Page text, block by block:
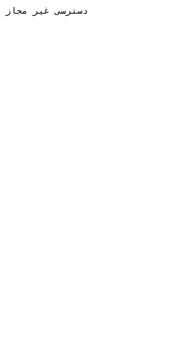
دسترسی غیر مجاز